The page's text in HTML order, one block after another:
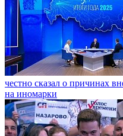
честно сказал о причинах
на иномарки